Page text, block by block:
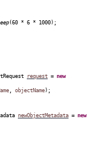
(60 * 6 * 1000);
request = new
, objectName);
newObjectMetadata = new